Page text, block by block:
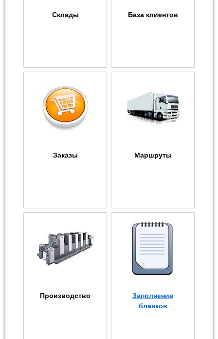
Склады База клиентов
Заказы Маршруты
Производство
Заполнение
бланков